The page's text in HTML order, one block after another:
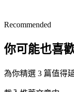
Recommended
你可能也喜
為你精選 3 篇值得